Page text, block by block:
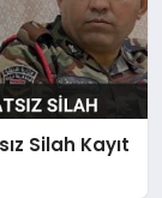
Silah Kayıt